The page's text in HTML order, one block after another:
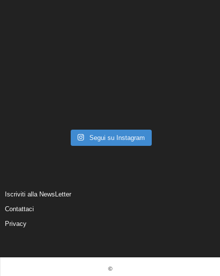
Segui su Instagram
Iscriviti alla NewsLetter
Contattaci
Privacy
©